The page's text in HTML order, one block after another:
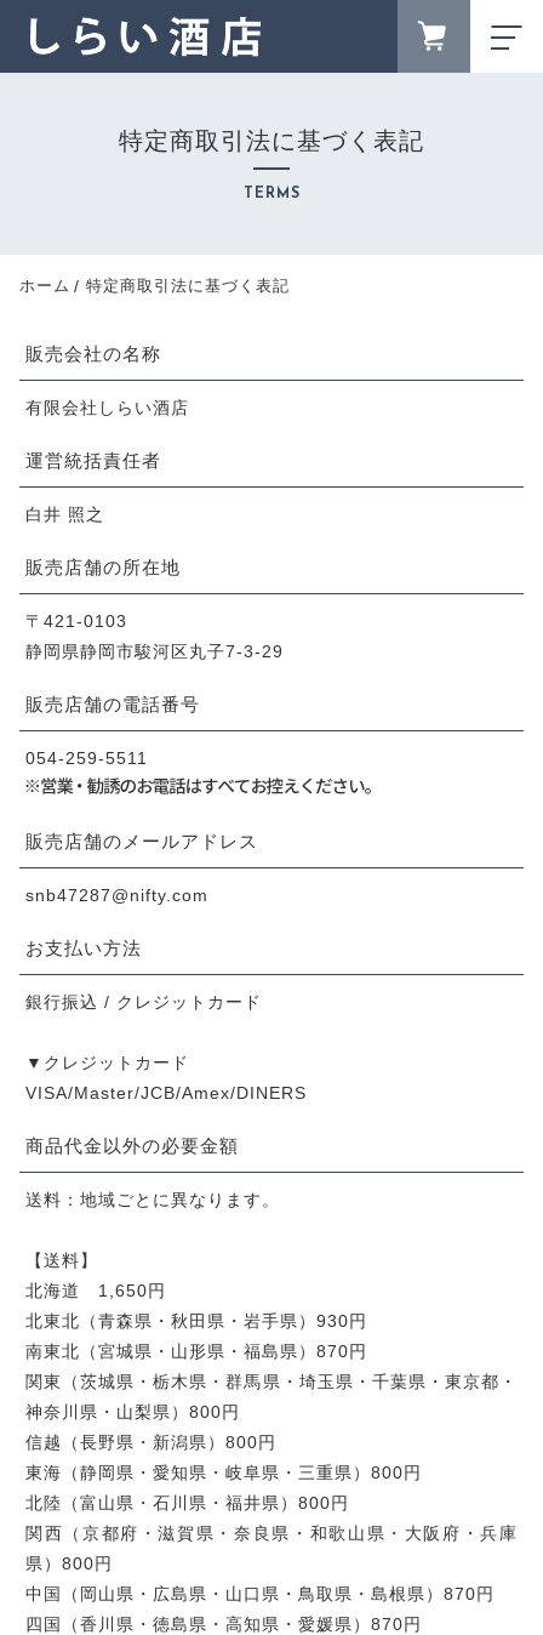
キャンペーン
新着商品
NEW ITEM
地酒から探す
商品一覧
PRODUCTS
最近チェックした商品
ショッピングガイド
当店について
ABOUT US
お知らせ
NEWS
CONTENT
よくある質問
お問い合わせ
CONTACT
プライバシーポリシー
特定商取引法に基づく表記
TERMS
ホーム 特定商取引法に基づく表記
販売会社の名称
有限会社しらい酒店
運営統括責任者
白井 照之
販売店舗の所在地
〒421-0103
静岡県静岡市駿河区丸子7-3-29
販売店舗の電話番号
054-259-5511
販売店舗のメールアドレス
snb47287@nifty.com
お支払い方法
銀行振込 / クレジットカード
▼クレジットカード
VISA/Master/JCB/Amex/DINERS
商品代金以外の必要金額
送料：地域ごとに異なります。
【送料】
北海道 1,650円
北東北（青森県・秋田県・岩手県）930円
南東北（宮城県・山形県・福島県）870円
関東（茨城県・栃木県・群馬県・埼玉県・千葉県・東京都・
神奈川県・山梨県）800円
信越（長野県・新潟県）800円
東海（静岡県・愛知県・岐阜県・三重県）800円
北陸（富山県・石川県・福井県）800円
関西（京都府・滋賀県・奈良県・和歌山県・大阪府・兵庫
県）800円
中国（岡山県・広島県・山口県・鳥取県・島根県）870円
四国（香川県・徳島県・高知県・愛媛県）870円